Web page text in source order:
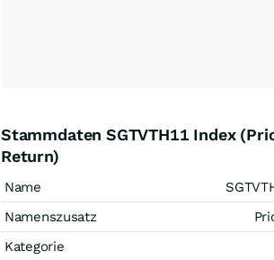
Stammdaten SGTVTH11 Index
Return)
Name
Namenszusatz
Kategorie